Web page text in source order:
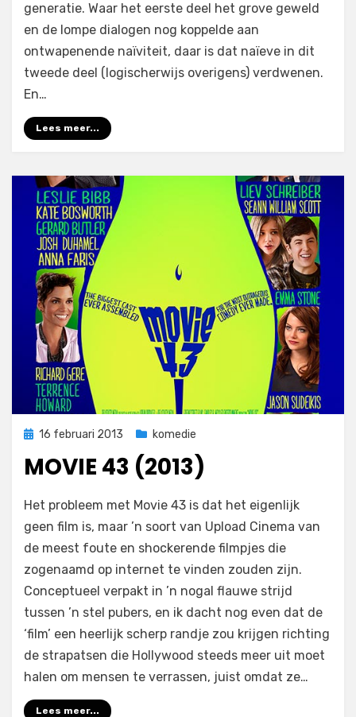
generatie. Waar het eerste deel het grove geweld
en de lompe dialogen nog koppelde aan
ontwapenende naïviteit, daar is dat naïeve in dit
tweede deel (logischerwijs overigens) verdwenen.
En…
Lees meer...
Geplaatst
16 februari 2013 komedie
MOVIE 43 (2013)
door Filmofiel.nl
Laat een reactie achter
op
43
(2013)
Het probleem met Movie 43 is dat het eigenlijk
geen film is, maar ’n soort van Upload Cinema van
de meest foute en shockerende filmpjes die
zogenaamd op internet te vinden zouden zijn.
Conceptueel verpakt in ’n nogal flauwe strijd
tussen ’n stel pubers, en ik dacht nog even dat de
‘film’ een heerlijk scherp randje zou krijgen richting
de strapatsen die Hollywood steeds meer uit moet
halen om mensen te verrassen, juist omdat ze…
Lees meer...